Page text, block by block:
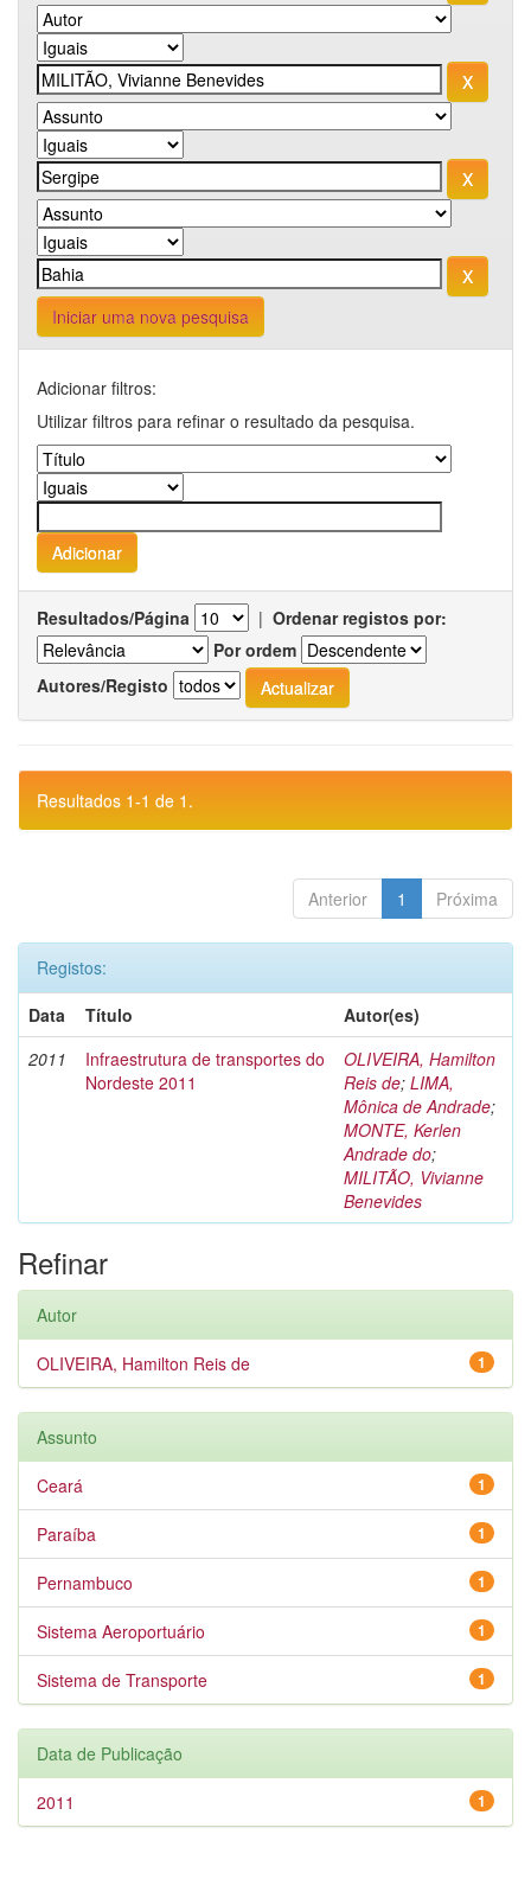
Iniciar uma nova pesquisa
Adicionar filtros:
Utilizar filtros para refinar o resultado da pesquisa.
Resultados/Página | Ordenar registos por:
Por ordem
Autores/Registo
Resultados 1-1 de 1.
Anterior 1 Próxima
Registos:
Data
Título
Autor(es)
2011
Infraestrutura de transportes do
Nordeste 2011
OLIVEIRA, Hamilton
Reis de; LIMA,
Mônica de Andrade;
MONTE, Kerlen
Andrade do;
MILITÃO, Vivianne
Benevides
Refinar
Autor
1
OLIVEIRA, Hamilton Reis de
Assunto
1
Ceará
1
Paraíba
1
Pernambuco
1
Sistema Aeroportuário
1
Sistema de Transporte
Data de Publicação
1
2011